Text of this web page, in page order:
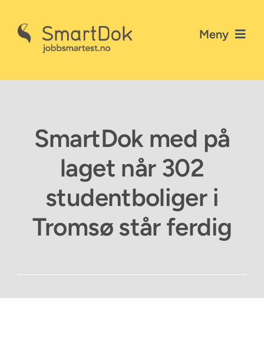
content
Meny
Personvernerklæring
Kontakt SmartDok
SmartDok med på
laget når 302
studentboliger i
Tromsø står ferdig